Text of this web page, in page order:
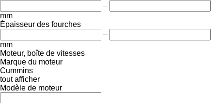
–
mm
Épaisseur des fourches
–
mm
Moteur, boîte de vitesses
Marque du moteur
Cummins
tout afficher
Modèle de moteur